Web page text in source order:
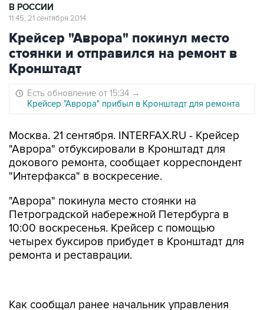
В РОССИИ
11:45, 21 сентября 2014
Крейсер "Аврора" покинул место
стоянки и отправился на ремонт в
Кронштадт
Есть обновление от 15:34 →
Крейсер "Аврора" прибыл в Кронштадт для ремонта
Москва. 21 сентября. INTERFAX.RU - Крейсер
"Аврора" отбуксировали в Кронштадт для
докового ремонта, сообщает корреспондент
"Интерфакса" в воскресение.
"Аврора" покинула место стоянки на
Петроградской набережной Петербурга в
10:00 воскресенья. Крейсер с помощью
четырех буксиров прибудет в Кронштадт для
ремонта и реставрации.